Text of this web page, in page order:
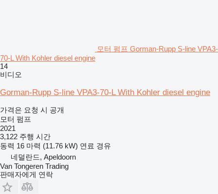
모터 펌프 Gorman-Rupp S-line VPA3-
70-L With Kohler diesel engine
14
비디오
Gorman-Rupp S-line VPA3-70-L With Kohler diesel engine
가격은 요청 시 공개
모터 펌프
2021
3,122 주행 시간
동력 16 마력 (11.76 kW) 연료 경유
네덜란드, Apeldoorn
Van Tongeren Trading
판매자에게 연락